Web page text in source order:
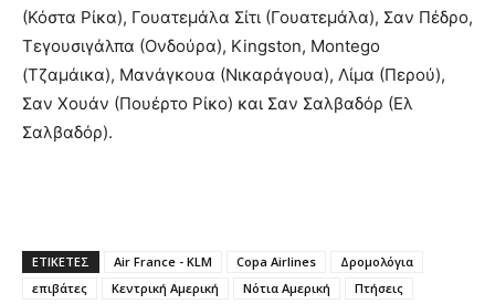
(Κόστα Ρίκα), Γουατεμάλα Σίτι (Γουατεμάλα), Σαν Πέδρο,
Τεγουσιγάλπα (Ονδούρα), Kingston, Montego
(Τζαμάικα), Μανάγκουα (Νικαράγουα), Λίμα (Περού),
Σαν Χουάν (Πουέρτο Ρίκο) και Σαν Σαλβαδόρ (Ελ
Σαλβαδόρ).
ΕΤΙΚΕΤΕΣ Air France - KLM Copa Airlines
Δρομολόγια
επιβάτες
Κεντρική Αμερική Νότια Αμερική
Πτήσεις